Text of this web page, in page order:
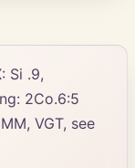
Si .9,
2Co.6:5
VGT, see